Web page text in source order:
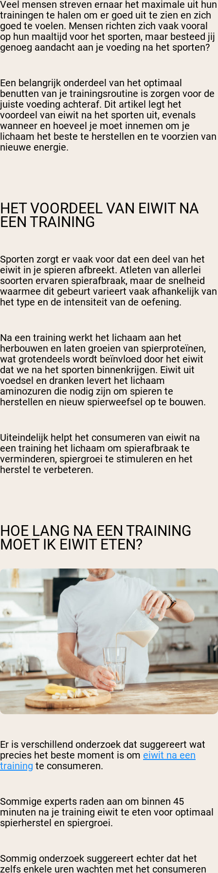
Veel mensen streven ernaar het maximale uit hun
trainingen te halen om er goed uit te zien en zich
goed te voelen. Mensen richten zich vaak vooral
op hun maaltijd voor het sporten, maar besteed jij
genoeg aandacht aan je voeding na het sporten?
Een belangrijk onderdeel van het optimaal
benutten van je trainingsroutine is zorgen voor de
juiste voeding achteraf. Dit artikel legt het
voordeel van eiwit na het sporten uit, evenals
wanneer en hoeveel je moet innemen om je
lichaam het beste te herstellen en te voorzien van
nieuwe energie.
HET VOORDEEL VAN EIWIT NA
EEN TRAINING
Sporten zorgt er vaak voor dat een deel van het
eiwit in je spieren afbreekt. Atleten van allerlei
soorten ervaren spierafbraak, maar de snelheid
waarmee dit gebeurt varieert vaak afhankelijk van
het type en de intensiteit van de oefening.
Na een training werkt het lichaam aan het
herbouwen en laten groeien van spierproteïnen,
wat grotendeels wordt beïnvloed door het eiwit
dat we na het sporten binnenkrijgen. Eiwit uit
voedsel en dranken levert het lichaam
aminozuren die nodig zijn om spieren te
herstellen en nieuw spierweefsel op te bouwen.
Uiteindelijk helpt het consumeren van eiwit na
een training het lichaam om spierafbraak te
verminderen, spiergroei te stimuleren en het
herstel te verbeteren.
HOE LANG NA EEN TRAINING
MOET IK EIWIT ETEN?
Er is verschillend onderzoek dat suggereert wat
precies het beste moment is om eiwit na een
training te consumeren.
Sommige experts raden aan om binnen 45
minuten na je training eiwit te eten voor optimaal
spierherstel en spiergroei.
Sommig onderzoek suggereert echter dat het
zelfs enkele uren wachten met het consumeren